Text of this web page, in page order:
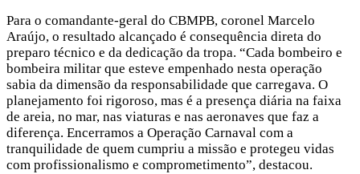
Para o comandante-geral do CBMPB, coronel Marcelo
Araújo, o resultado alcançado é consequência direta do
preparo técnico e da dedicação da tropa. “Cada bombeiro e
bombeira militar que esteve empenhado nesta operação
sabia da dimensão da responsabilidade que carregava. O
planejamento foi rigoroso, mas é a presença diária na faixa
de areia, no mar, nas viaturas e nas aeronaves que faz a
diferença. Encerramos a Operação Carnaval com a
tranquilidade de quem cumpriu a missão e protegeu vidas
com profissionalismo e comprometimento”, destacou.